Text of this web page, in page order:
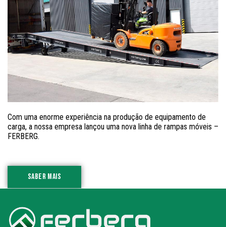
Com uma enorme experiência na produção de equipamento de
carga, a nossa empresa lançou uma nova linha de rampas móveis –
FERBERG.
SABER MAIS